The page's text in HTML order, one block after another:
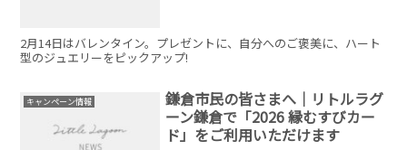
2月14日はバレンタイン。プレゼントに、自分へのご褒美に、ハート
型のジュエリーをピックアップ!
キャンペーン情報
鎌倉市民の皆さまへ｜リトルラグ
ーン鎌倉で「2026 縁むすびカー
ド」をご利用いただけます